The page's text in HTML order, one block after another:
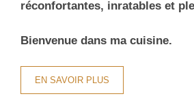
réconfortantes, inratables et
Bienvenue dans ma cuisine.
EN SAVOIR PLUS